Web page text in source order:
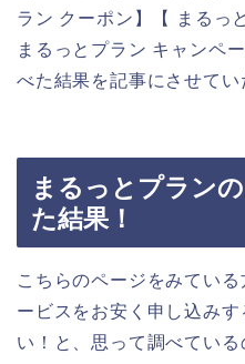
ラン クーポン】【 まるっ
まるっとプラン キャンペ
べた結果を記事にさせてい
まるっとプラン
た結果！
こちらのページをみてい
ービスをお安く申し込み
い！と、思って調べている